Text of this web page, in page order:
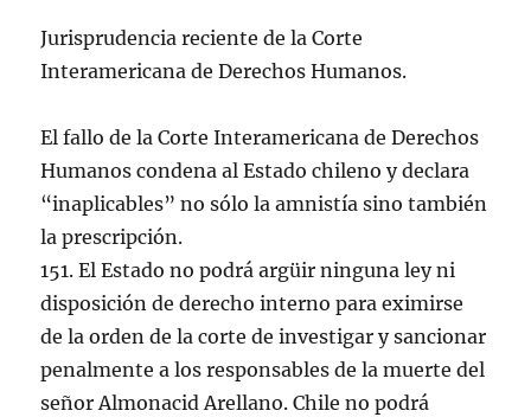
Jurisprudencia reciente de la Corte
Interamericana de Derechos Humanos.
El fallo de la Corte Interamericana de Derechos
Humanos condena al Estado chileno y declara
“inaplicables” no sólo la amnistía sino también
la prescripción.
151. El Estado no podrá argüir ninguna ley ni
disposición de derecho interno para eximirse
de la orden de la corte de investigar y sancionar
penalmente a los responsables de la muerte del
señor Almonacid Arellano. Chile no podrá